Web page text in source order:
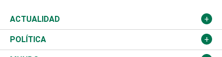
ACTUALIDAD
Nacional
POLÍTICA